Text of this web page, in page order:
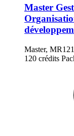
Master
Master,
120 crédits